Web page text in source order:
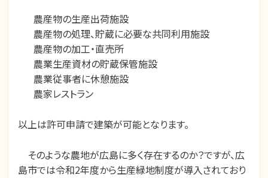
農産物の生産出荷施設
農産物の処理、貯蔵に必要な共同利用施設
農産物の加工・直売所
農業生産資材の貯蔵保管施設
農業従事者に休憩施設
農家レストラン
以上は許可申請で建築が可能となります。
そのような農地が広島に多く存在するのか？ですが、広
島市では令和2年度から生産緑地制度が導入されており